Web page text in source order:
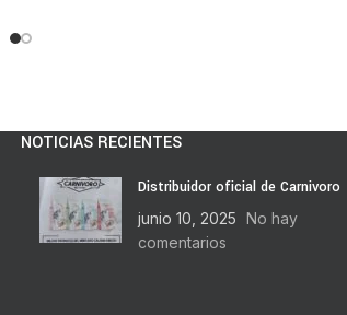
NOTICIAS RECIENTES
Distribuidor oficial de Carnivoro
junio 10, 2025 No hay
comentarios